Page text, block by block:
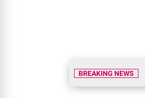
BREAKING NEWS